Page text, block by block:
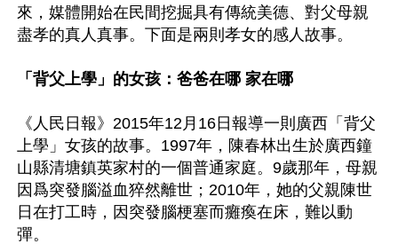
來，媒體開始在民間挖掘具有傳統美德、對父母親
盡孝的真人真事。下面是兩則孝女的感人故事。
「背父上學」的女孩：爸爸在哪 家在哪
《人民日報》2015年12月16日報導一則廣西「背父
上學」女孩的故事。1997年，陳春林出生於廣西鐘
山縣清塘鎮英家村的一個普通家庭。9歲那年，母親
因爲突發腦溢血猝然離世；2010年，她的父親陳世
日在打工時，因突發腦梗塞而癱瘓在床，難以動
彈。